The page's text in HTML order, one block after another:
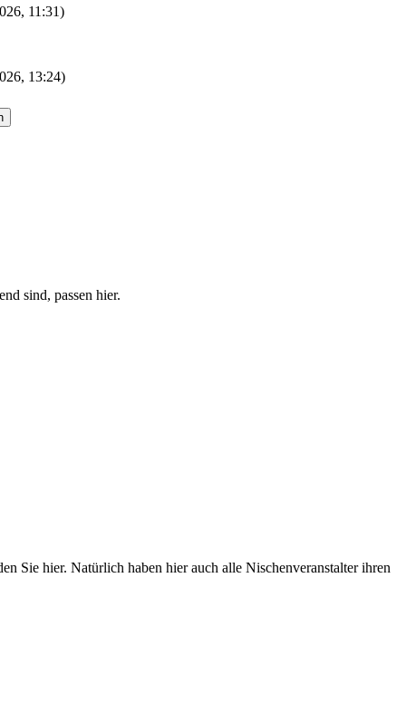
11:31)
13:24)
sind, passen hier.
Sie hier. Natürlich haben hier auch alle Nischenveranstalter ihren